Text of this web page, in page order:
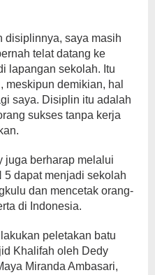
disiplinnya, saya masih
telat datang ke
lapangan sekolah. Itu
meskipun demikian, hal
saya. Disiplin itu adalah
sukses tanpa kerja
juga berharap melalui
dapat menjadi sekolah
dan mencetak orang-
di Indonesia.
peletakan batu
Khalifah oleh Dedy
Miranda Ambasari,